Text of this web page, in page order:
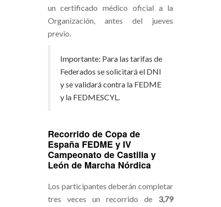
un certificado médico oficial a la
Organización, antes del jueves
previo.
Importante: Para las tarifas de
Federados se solicitará el DNI
y se validará contra la FEDME
y la FEDMESCYL.
Recorrido de Copa de
España FEDME y IV
Campeonato de Castilla y
León de Marcha Nórdica
Los participantes deberán completar
tres veces un recorrido de 3,79